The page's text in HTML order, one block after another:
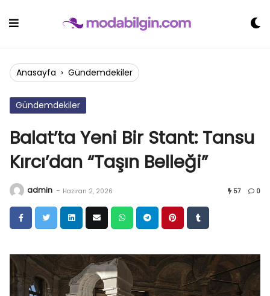
Anasayfa › Gündemdekiler
Gündemdekiler
Balat’ta Yeni Bir Stant: Tansu
Kırcı’dan “Taşın Belleği”
admin - Haziran 2, 2026 57 0